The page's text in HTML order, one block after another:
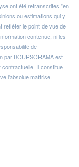
ont été retranscrites "en
ou estimations qui y
refléter le point de vue de
contenue, ni les
de
par BOURSORAMA est
Il constitue
l'absolue maîtrise.